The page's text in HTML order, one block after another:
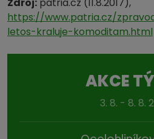
https://www.patria.cz/
letos-kraluje-komoditam.html
AKCE
3. 8. - 8. 8.